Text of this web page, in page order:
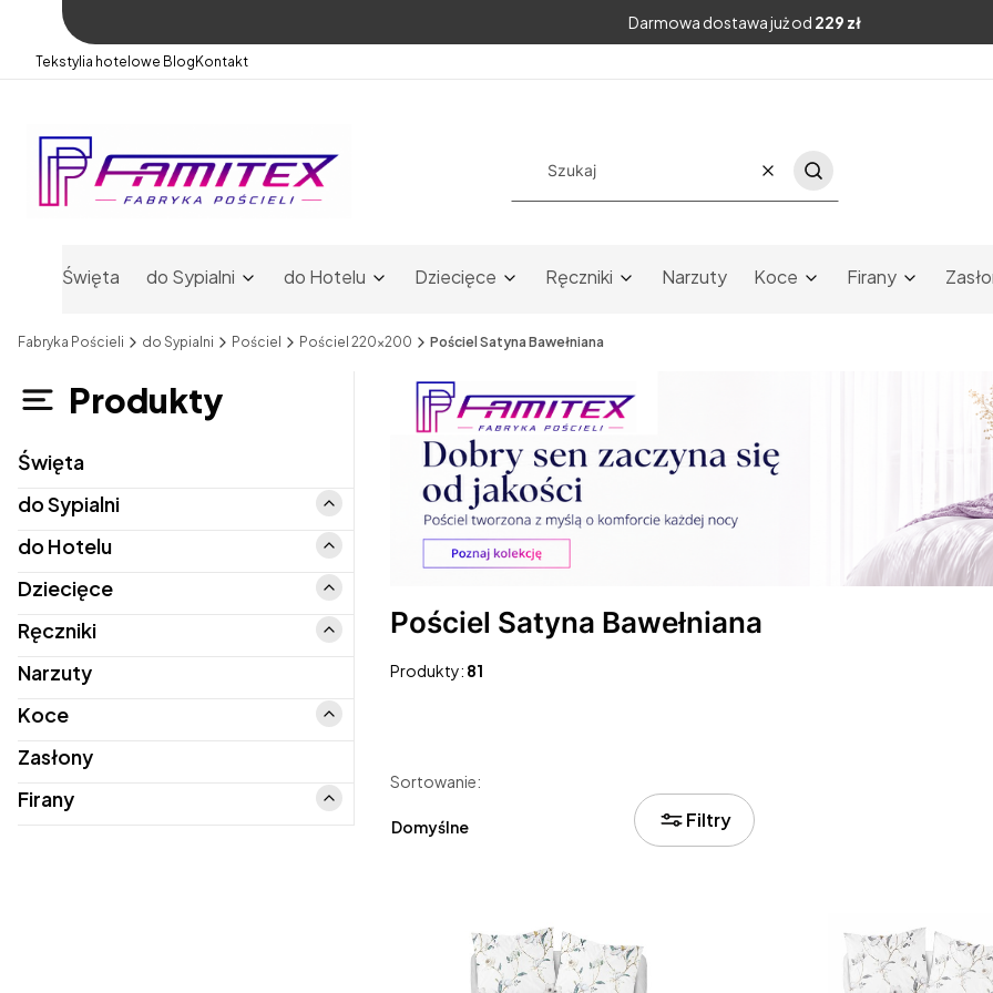
Darmowa dostawa już od 229 zł
Tekstylia hotelowe Blog Kontakt
WyczyśćSzukaj
Święta do Sypialni do Hotelu Dziecięce Ręczniki Narzuty Koce Firany
Fabryka Pościeli do Sypialni Pościel Pościel 220x200 Pościel Satyna Bawełniana
Produkty
Święta
do Sypialni
do Sypialni
do Hotelu do Hotelu
Dziecięce Dziecięce
Ręczniki Ręczniki
Narzuty
Koce
Koce
Zasłony
Firany
Firany
Pościel Satyna Bawełniana
Produkty: 81
Filtry
Lista produktów
Sortowanie:
Domyślne